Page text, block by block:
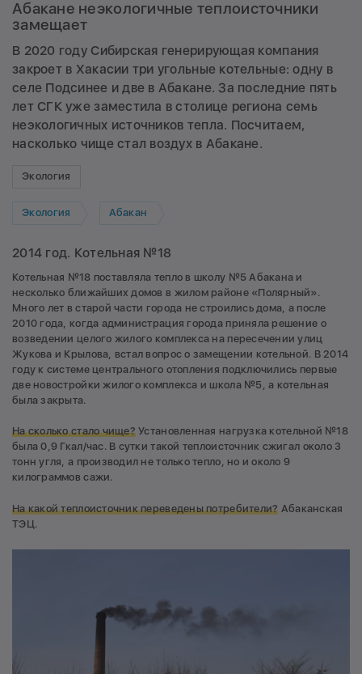
Абакане неэкологичные теплоисточники
замещает
В 2020 году Сибирская генерирующая компания
закроет в Хакасии три угольные котельные: одну в
селе Подсинее и две в Абакане. За последние пять
лет СГК уже заместила в столице региона семь
неэкологичных источников тепла. Посчитаем,
насколько чище стал воздух в Абакане.
Экология
Экология Абакан
2014 год. Котельная №18
Котельная №18 поставляла тепло в школу №5 Абакана и
несколько ближайших домов в жилом районе «Полярный».
Много лет в старой части города не строились дома, а после
2010 года, когда администрация города приняла решение о
возведении целого жилого комплекса на пересечении улиц
Жукова и Крылова, встал вопрос о замещении котельной. В 2014
году к системе центрального отопления подключились первые
две новостройки жилого комплекса и школа №5, а котельная
была закрыта.
На сколько стало чище?Установленная нагрузка котельной №18
была 0,9 Гкал/час. В сутки такой теплоисточник сжигал около 3
тонн угля, а производил не только тепло, но и около 9
килограммов сажи.
На какой теплоисточник переведены потребители? Абаканская
ТЭЦ.